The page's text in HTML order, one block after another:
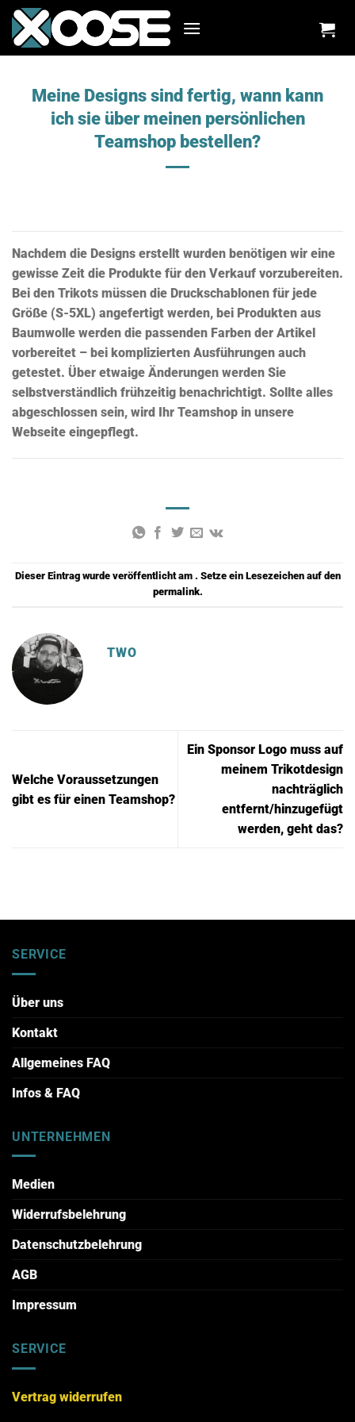
Zum
Inhalt
springen
Meine Designs sind fertig, wann kann
ich sie über meinen persönlichen
Teamshop bestellen?
Nachdem die Designs erstellt wurden benötigen wir eine
gewisse Zeit die Produkte für den Verkauf vorzubereiten.
Bei den Trikots müssen die Druckschablonen für jede
Größe (S-5XL) angefertigt werden, bei Produkten aus
Baumwolle werden die passenden Farben der Artikel
vorbereitet – bei komplizierten Ausführungen auch
getestet. Über etwaige Änderungen werden Sie
selbstverständlich frühzeitig benachrichtigt. Sollte alles
abgeschlossen sein, wird Ihr Teamshop in unsere
Webseite eingepflegt.
Dieser Eintrag wurde veröffentlicht am . Setze ein Lesezeichen auf den
permalink.
TWO
Welche Voraussetzungen
gibt es für einen Teamshop?
Ein Sponsor Logo muss auf
meinem Trikotdesign
nachträglich
entfernt/hinzugefügt
werden, geht das?
SERVICE
Über uns
Kontakt
Allgemeines FAQ
Infos & FAQ
UNTERNEHMEN
Medien
Widerrufsbelehrung
Datenschutzbelehrung
AGB
Impressum
SERVICE
Vertrag widerrufen